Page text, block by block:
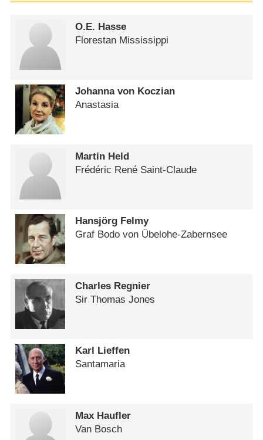
O.E. Hasse
Florestan Mississippi
Johanna von Koczian
Anastasia
Martin Held
Frédéric René Saint-Claude
Hansjörg Felmy
Graf Bodo von Übelohe-Zabernsee
Charles Regnier
Sir Thomas Jones
Karl Lieffen
Santamaria
Max Haufler
Van Bosch